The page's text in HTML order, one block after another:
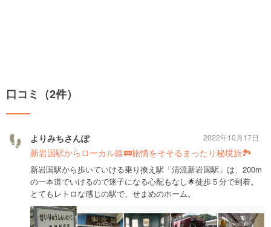
口コミ（2件）
よりみちさんぽ
新岩国駅からローカル線🚃旅情をそそるまったり秘境旅🏞
新岩国駅から歩いていける乗り換え駅「清流新岩国駅」は、200m
の一本道でいけるので迷子になる心配もなし🌟徒歩５分で到着。
とてもレトロな感じの駅で、せまめのホーム。
2022年10月17日